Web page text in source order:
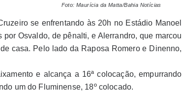
Foto: Maurícia da Matta/Bahia Notícias
se enfrentando às 20h no Estádio Manoel
Osvaldo, de pênalti, e Alerrandro, que marcou
casa. Pelo lado da Raposa Romero e Dinenno,
e alcança a 16ª colocação, empurrando
um do Fluminense, 18º colocado.